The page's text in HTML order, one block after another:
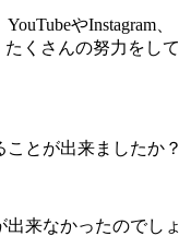
やInstagram、
くさんの努力をして
とが出来ましたか？
来なかったのでしょ